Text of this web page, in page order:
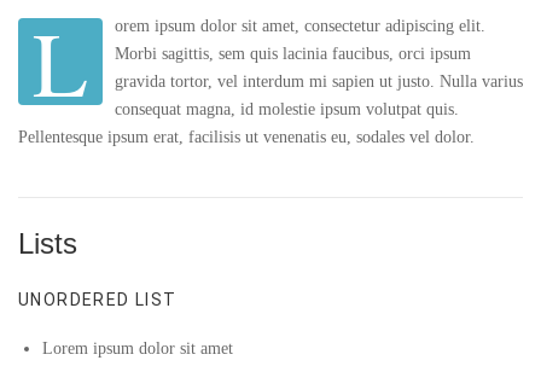
L
orem ipsum dolor sit amet, consectetur adipiscing elit.
Morbi sagittis, sem quis lacinia faucibus, orci ipsum
gravida tortor, vel interdum mi sapien ut justo. Nulla varius
consequat magna, id molestie ipsum volutpat quis.
Pellentesque ipsum erat, facilisis ut venenatis eu, sodales vel dolor.
Lists
UNORDERED LIST
Lorem ipsum dolor sit amet